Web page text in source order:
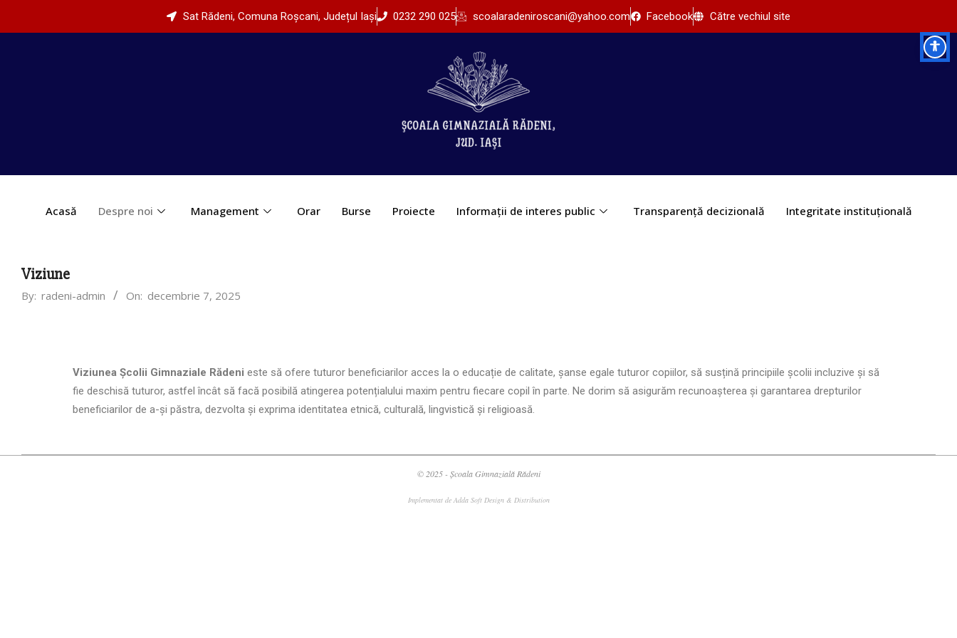
Sat Rădeni, Comuna Roșcani, Județul Iași 0232 290 025 scoalaradeniroscani@yahoo.com Facebook Către vechiul site
Acasă Despre noi Management Orar Burse Proiecte Informații de interes public Transparență decizională Integritate instituțională
Viziune
By: radeni-admin On: decembrie 7, 2025
Viziunea Școlii Gimnaziale Rădeni este să ofere tuturor beneficiarilor acces la o educație de calitate, șanse egale tuturor copiilor, să susțină principiile școlii incluzive și să
fie deschisă tuturor, astfel încât să facă posibilă atingerea potențialului maxim pentru fiecare copil în parte. Ne dorim să asigurăm recunoașterea și garantarea drepturilor
beneficiarilor de a-și păstra, dezvolta şi exprima identitatea etnică, culturală, lingvistică şi religioasă.
© 2025 - Școala Gimnazială Rădeni
Implementat de Adda Soft Design & Distribution